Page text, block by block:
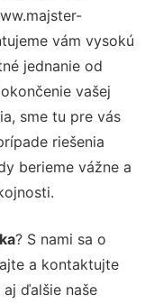
vám vysokú
jednanie od
vašej
sme tu pre vás
riešenia
berieme vážne a
? S nami sa o
a kontaktujte
ďalšie naše